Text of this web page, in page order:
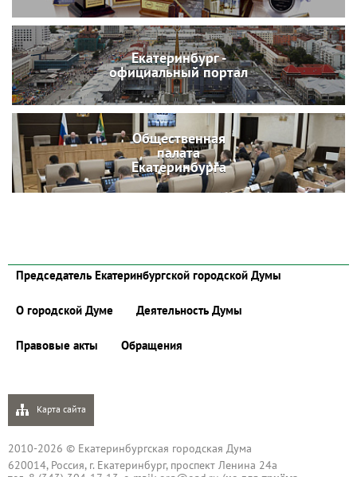
Екатеринбург -
официальный портал
Общественная
палата
Екатеринбурга
Председатель Екатеринбургской городской Думы
О городской Думе Деятельность Думы
Правовые акты Обращения
Карта сайта
2010-2026 © Екатеринбургская городская Дума
620014, Россия, г. Екатеринбург, проспект Ленина 24а